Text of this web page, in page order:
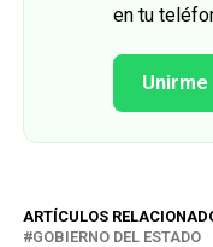
en tu
Unirme
ARTÍCULOS
GOBIERNO DEL ESTADO